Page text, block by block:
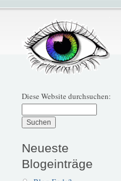
Diese Website durchsuchen:
Neueste
Blogeinträge